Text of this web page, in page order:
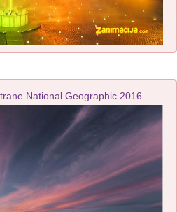
National Geographic 2016.